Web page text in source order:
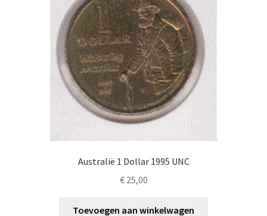
Australië 1 Dollar 1995 UNC
€25,00
Toevoegen aan winkelwagen